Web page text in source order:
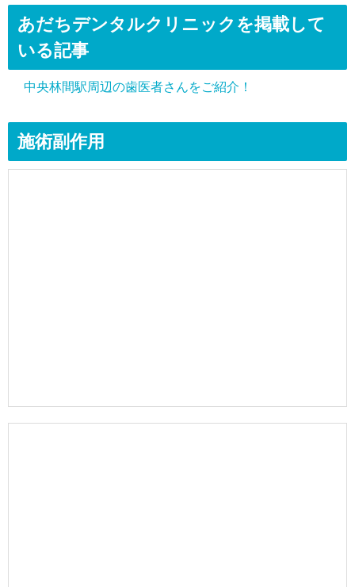
あだちデンタルクリニックを掲載して
いる記事
中央林間駅周辺の歯医者さんをご紹介！
施術副作用